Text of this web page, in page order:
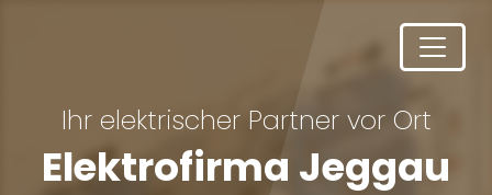
Ihr elektrischer Partner vor Ort
Elektrofirma Jeggau